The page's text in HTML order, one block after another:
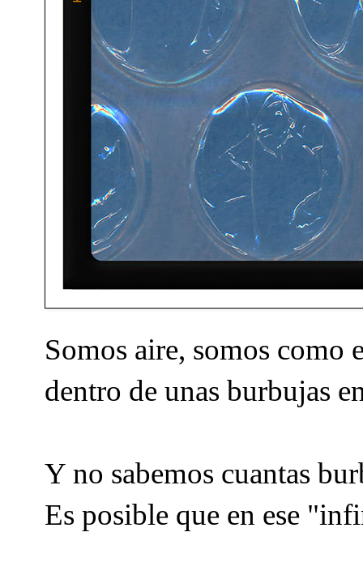
Somos aire, somos como
dentro de unas burbujas
Y no sabemos cuantas
Es posible que en ese